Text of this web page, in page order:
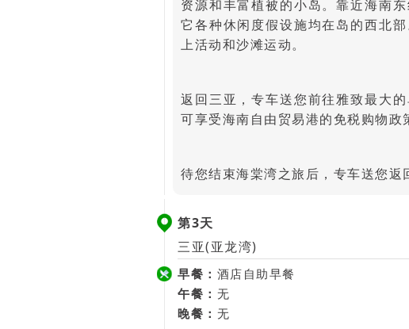
资源和丰富植被的小岛。靠近海南
它各种休闲度假设施均在岛的西北
上活动和沙滩运动。
返回三亚，专车送您前往雅致最大
可享受海南自由贸易港的免税购物政
待您结束海棠湾之旅后，专车送您返
第3天
三亚(亚龙湾)
早餐： 酒店自助早餐
午餐： 无
晚餐： 无